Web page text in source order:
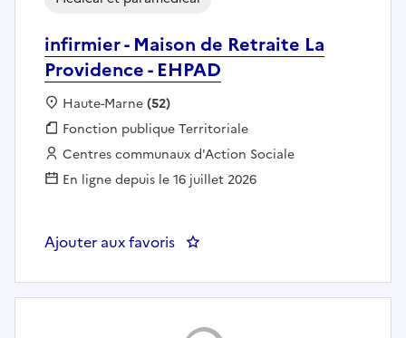
infirmier - Maison de Retraite La
Providence - EHPAD
Localisation :
Haute-Marne(52)
Fonction publique :
Fonction publique Territoriale
Employeur :
Centres communaux d'Action Sociale
En ligne depuis le 16 juillet 2026
Ajouter aux favoris : infirmier - Maison de Retraite